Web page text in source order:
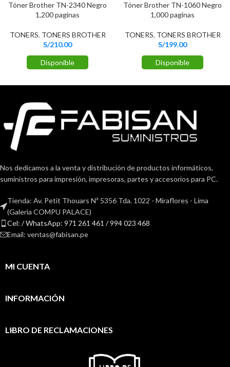
Tóner Brother TN-2340 Negro
1,200 paginas
TONERS, TONERS BROTHER
S/210.00
Disponible
Tóner Brother TN-1060 Negro
1,000 paginas
TONERS, TONERS BROTHER
S/199.00
Disponible
Nos dedicamos a la venta y distribución de productos informáticos,
suministros para impresión, impresoras, partes y accesorios para PC.
Tienda: Av. Petit Thouars Nª 5356 Tda. 1022 - Miraflores - Lima
(Galerìa COMPU PALACE)
Cel: / WhatsApp: 971 261 461 / 994 023 468
Email: ventas@fabisan.pe
MI CUENTA
INFORMACIÓN
LIBRO DE RECLAMACIONES